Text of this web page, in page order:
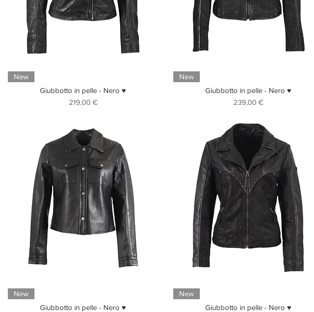
New
Giubbotto in pelle - Nero ♥
Prezzo
219,00 €
New
Giubbotto in pelle - Nero ♥
Prezzo
239,00 €
New
Giubbotto in pelle - Nero ♥
New
Giubbotto in pelle - Nero ♥